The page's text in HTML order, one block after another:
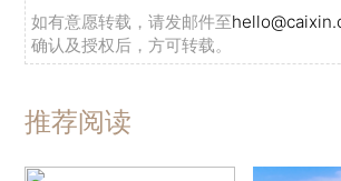
如有意愿转载，请发邮件至
确认及授权后，方可转载。
推荐阅读